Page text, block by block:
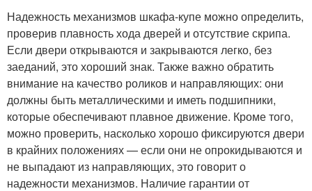
Надежность механизмов шкафа-купе можно определить,
проверив плавность хода дверей и отсутствие скрипа.
Если двери открываются и закрываются легко, без
заеданий, это хороший знак. Также важно обратить
внимание на качество роликов и направляющих: они
должны быть металлическими и иметь подшипники,
которые обеспечивают плавное движение. Кроме того,
можно проверить, насколько хорошо фиксируются двери
в крайних положениях — если они не опрокидываются и
не выпадают из направляющих, это говорит о
надежности механизмов. Наличие гарантии от